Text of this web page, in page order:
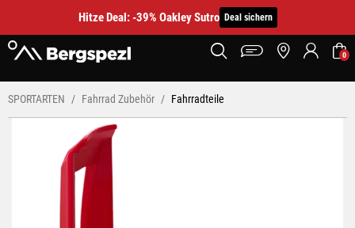
Hitze Deal: -39% Oakley Sutro Deal sichern
0
SPORTARTEN Fahrrad Zubehör Fahrradteile